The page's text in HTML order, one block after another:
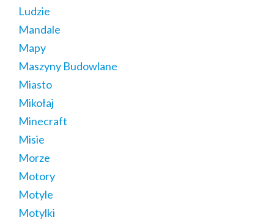
Ludzie
Mandale
Mapy
Maszyny Budowlane
Miasto
Mikołaj
Minecraft
Misie
Morze
Motory
Motyle
Motylki